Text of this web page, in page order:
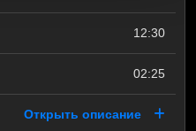
12:30
02:25
Открыть описание